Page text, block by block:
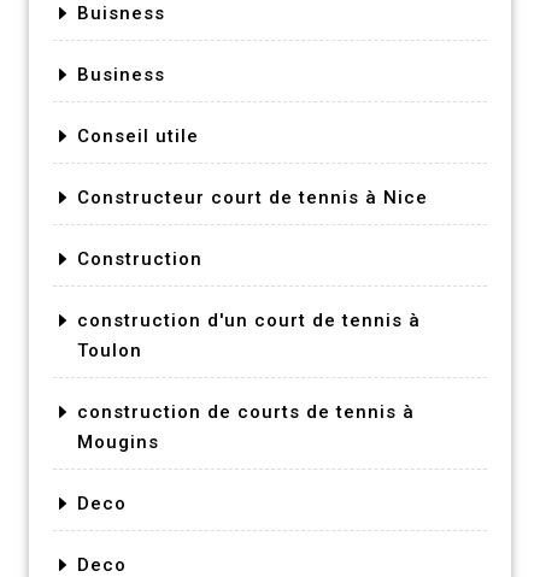
Buisness
Business
Conseil utile
Constructeur court de tennis à Nice
Construction
construction d'un court de tennis à
Toulon
construction de courts de tennis à
Mougins
Deco
Deco